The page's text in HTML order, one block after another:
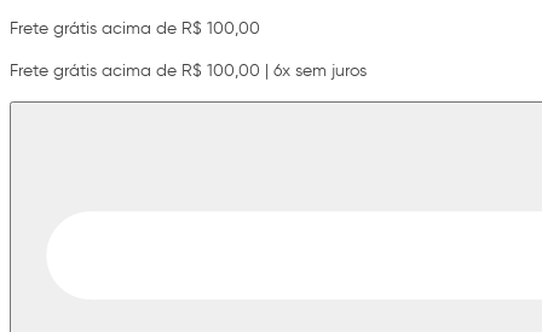
Frete grátis acima de R$ 100,00
Frete grátis acima de R$ 100,00 | 6x sem juros